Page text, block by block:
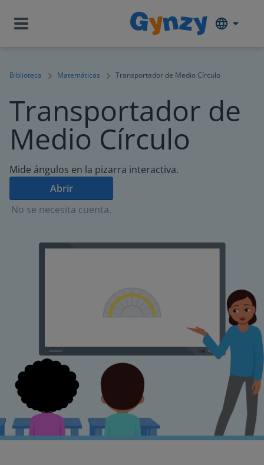
Biblioteca Matemáticas Transportador de Medio Círculo
Transportador de
Medio Círculo
Mide ángulos en la pizarra interactiva.
Abrir
No se necesita cuenta.